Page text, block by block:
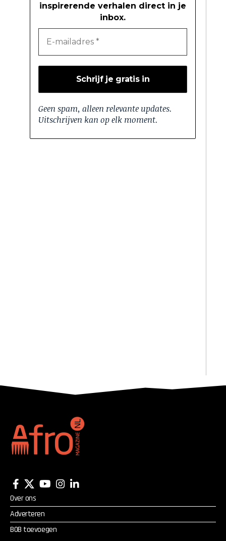
inspirerende verhalen direct in je
inbox.
Geen spam, alleen relevante updates.
Uitschrijven kan op elk moment.
Over ons
Adverteren
BOB toevoegen